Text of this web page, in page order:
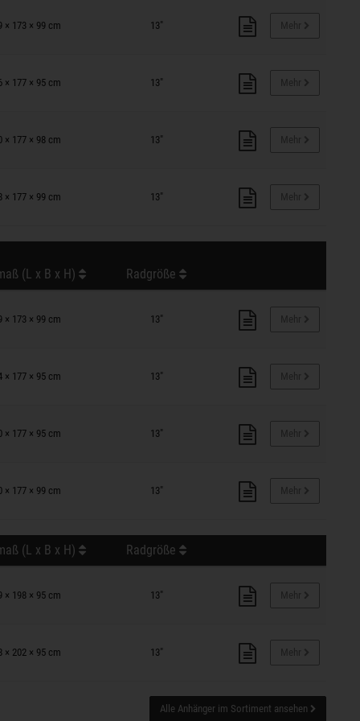
× 173 × 99 cm 13"
× 177 × 95 cm 13"
× 177 × 98 cm 13"
× 177 × 99 cm 13"
(L x B x H) Radgröße
× 173 × 99 cm 13"
× 177 × 95 cm 13"
× 177 × 95 cm 13"
× 177 × 99 cm 13"
(L x B x H) Radgröße
× 198 × 95 cm 13"
× 202 × 95 cm 13"
Alle Anhänger im Sortiment ansehen